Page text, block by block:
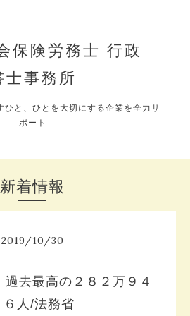
保険労務士 行政
士事務所
ひと、ひとを大切にする企業を全力サ
ポート
新着情報
2019/10/30
去最高の２８２万９４
６人/法務省